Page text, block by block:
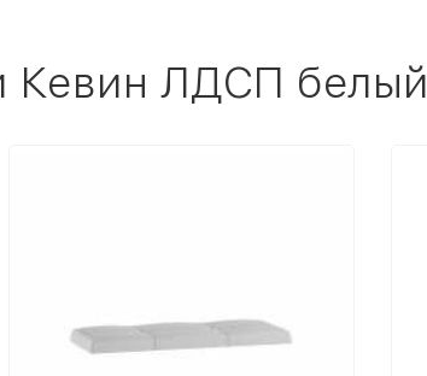
Кевин ЛДСП белый